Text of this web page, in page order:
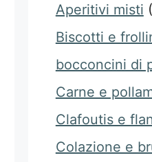
Aperitivi misti
Biscotti e
bocconcini di
Carne e
Clafoutis e
Colazione e